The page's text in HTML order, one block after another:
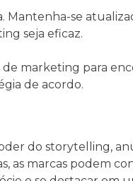
se
seja eficaz.
marketing para
de acordo.
do storytelling,
as marcas podem